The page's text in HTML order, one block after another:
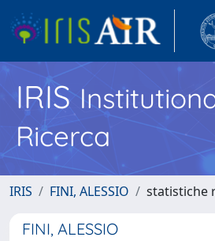
IRIS
Ricerca
IRIS FINI, ALESSIO statistiche
FINI, ALESSIO